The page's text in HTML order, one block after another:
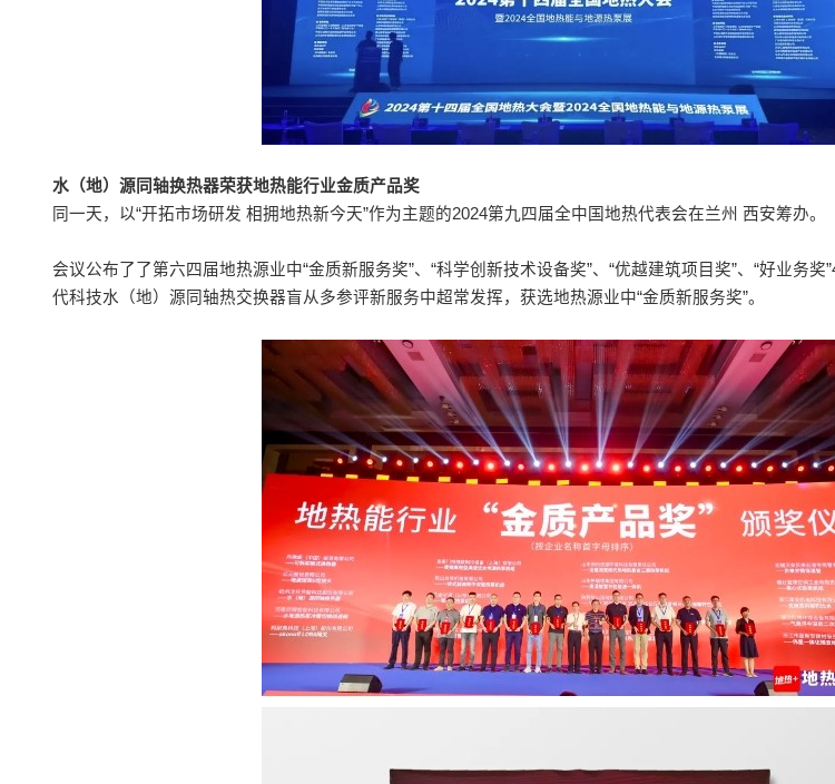
水（地）源同轴换热器荣获地热能行业金质产品奖
同一天，以“开拓市场研发 相拥地热新今天”作为主题的2024第九四届全中国地热代表会在兰州 西安筹办。
会议公布了了第六四届地热源业中“金质新服务奖”、“科学创新技术设备奖”、“优越建筑项目奖”、“好业务
代科技水（地）源同轴热交换器盲从多参评新服务中超常发挥，获选地热源业中“金质新服务奖”。